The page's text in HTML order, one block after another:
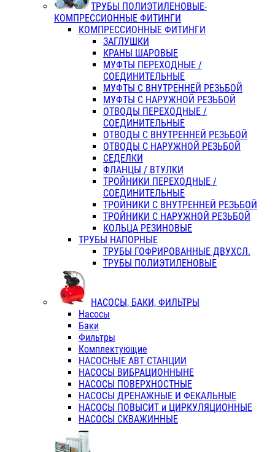
ТРУБЫ ПОЛИЭТИЛЕНОВЫЕ-
КОМПРЕССИОННЫЕ ФИТИНГИ
КОМПРЕССИОННЫЕ ФИТИНГИ
ЗАГЛУШКИ
КРАНЫ ШАРОВЫЕ
МУФТЫ ПЕРЕХОДНЫЕ /
СОЕДИНИТЕЛЬНЫЕ
МУФТЫ С ВНУТРЕННЕЙ РЕЗЬБОЙ
МУФТЫ С НАРУЖНОЙ РЕЗЬБОЙ
ОТВОДЫ ПЕРЕХОДНЫЕ /
СОЕДИНИТЕЛЬНЫЕ
ОТВОДЫ С ВНУТРЕННЕЙ РЕЗЬБОЙ
ОТВОДЫ С НАРУЖНОЙ РЕЗЬБОЙ
СЕДЕЛКИ
ФЛАНЦЫ / ВТУЛКИ
ТРОЙНИКИ ПЕРЕХОДНЫЕ /
СОЕДИНИТЕЛЬНЫЕ
ТРОЙНИКИ С ВНУТРЕННЕЙ РЕЗЬБОЙ
ТРОЙНИКИ С НАРУЖНОЙ РЕЗЬБОЙ
КОЛЬЦА РЕЗИНОВЫЕ
ТРУБЫ НАПОРНЫЕ
ТРУБЫ ГОФРИРОВАННЫЕ ДВУХСЛ.
ТРУБЫ ПОЛИЭТИЛЕНОВЫЕ
НАСОСЫ, БАКИ, ФИЛЬТРЫ
Насосы
Баки
Фильтры
Комплектующие
НАСОСНЫЕ АВТ СТАНЦИИ
НАСОСЫ ВИБРАЦИОННЫНЕ
НАСОСЫ ПОВЕРХНОСТНЫЕ
НАСОСЫ ДРЕНАЖНЫЕ И ФЕКАЛЬНЫЕ
НАСОСЫ ПОВЫСИТ и ЦИРКУЛЯЦИОННЫЕ
НАСОСЫ СКВАЖИННЫЕ